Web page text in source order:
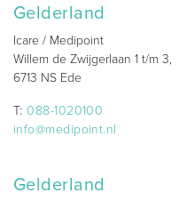
Gelderland
Icare / Medipoint
Willem de Zwijgerlaan 1 t/m 3,
6713 NS Ede
T:088-1020100
info@medipoint.nl
Gelderland